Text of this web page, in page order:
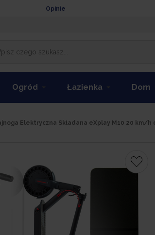
Opinie
Ogród Łazienka Dom
Elektryczna Składana eXplay M10 20 km/h